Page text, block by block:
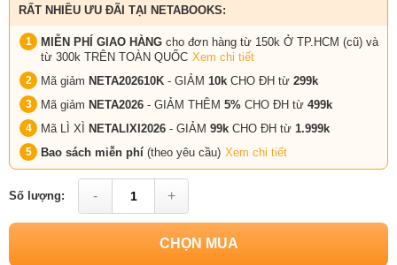
RẤT NHIỀU ƯU ĐÃI TẠI NETABOOKS:
MIỄN PHÍ GIAO HÀNG cho đơn hàng từ 150k Ở TP.HCM (cũ) và
từ 300k TRÊN TOÀN QUỐC Xem chi tiết
Mã giảm NETA202610K - GIẢM 10k CHO ĐH từ 299k
Mã giảm NETA2026 - GIẢM THÊM 5% CHO ĐH từ 499k
Mã LÌ XÌ NETALIXI2026 - GIẢM 99k CHO ĐH từ 1.999k
Bao sách miễn phí (theo yêu cầu) Xem chi tiết
Số lượng: - +
CHỌN MUA